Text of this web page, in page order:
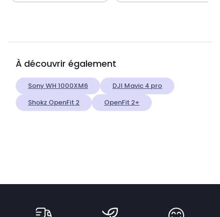
À découvrir également
Sony WH 1000XM6
DJI Mavic 4 pro
Shokz OpenFit 2
OpenFit 2+